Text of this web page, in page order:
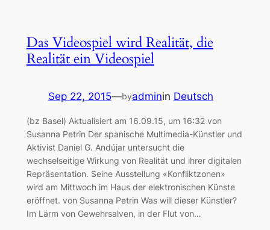
Das Videospiel wird Realität, die
Realität ein Videospiel
Sep 22, 2015—byadminin Deutsch
(bz Basel) Aktualisiert am 16.09.15, um 16:32 von
Susanna Petrin Der spanische Multimedia-Künstler und
Aktivist Daniel G. Andújar untersucht die
wechselseitige Wirkung von Realität und ihrer digitalen
Repräsentation. Seine Ausstellung «Konfliktzonen»
wird am Mittwoch im Haus der elektronischen Künste
eröffnet. von Susanna Petrin Was will dieser Künstler?
Im Lärm von Gewehrsalven, in der Flut von…